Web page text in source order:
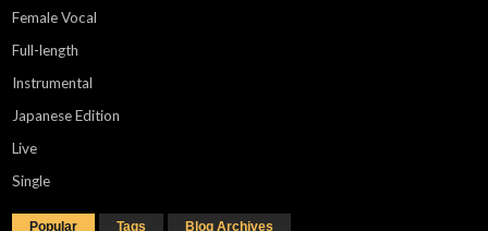
Female Vocal
Full-length
Instrumental
Japanese Edition
Live
Single
Popular Tags Blog Archives